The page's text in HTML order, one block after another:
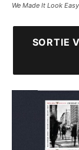
We Made It Look
SORTIE